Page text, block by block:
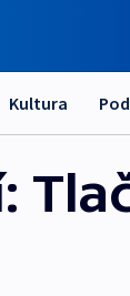
Kultura